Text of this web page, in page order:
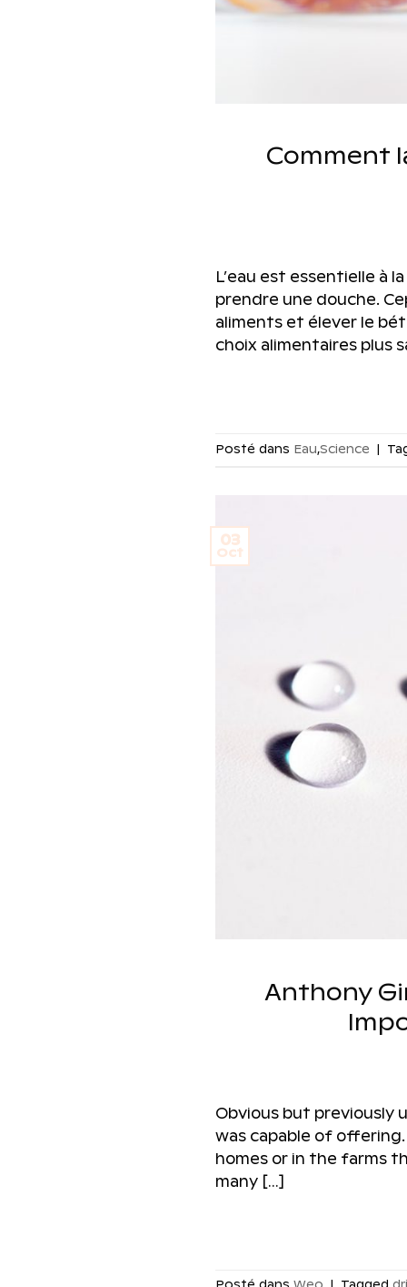
Comment
L’eau est essentielle à
prendre une douche.
aliments et élever le
choix alimentaires plus
Posté dans Eau,Science |
03
Oct
Anthony
Obvious but previously
was capable of
homes or in the farms
many […]